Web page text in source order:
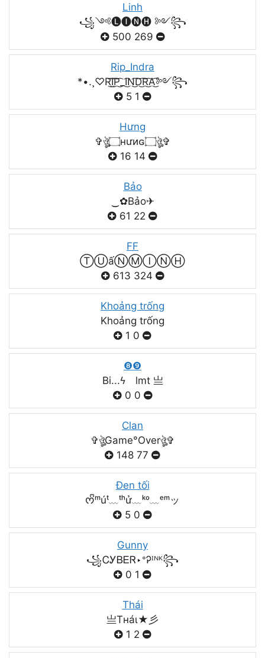
Linh
꧁༺🅛🅘🅝🅗 ༻꧂
500 269
Rip_Indra
*•.¸♡R͜͡I͜͡P͜͡_I͜͡N͜͡D͜͡R͜͡A͜͡༻꧂
5 1
Hưng
✞ঔৣ۝нưиɢ۝ঔৣ✞
16 14
Bảo
‿✿Bảo✈
61 22
FF
ⓉⓊấⓃⓂⒾⓃⒽ
613 324
Khoảng trống
Khoảng trống
1 0
❽❾
Bi...ϟ lmt 亗
0 0
Clan
✞ঔৣGame°Overঔৣ✞
148 77
Đen tối
ᰔᩚᵐúᵗ﹏ᵗʰử﹏ᵏᵒ﹏ᵉᵐッ
5 0
Gunny
꧁ᏟᎩᏴᎬᏒ‣ᐤᎮᴵᴺᴷ꧂
0 1
Thái
亗Tнáι★彡
1 2